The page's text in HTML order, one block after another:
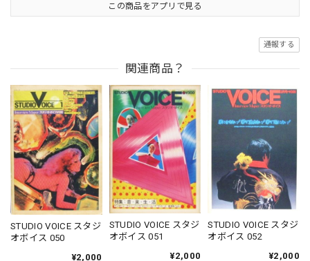
この商品をアプリで見る
通報する
関連商品？
STUDIO VOICE スタジ
オボイス 050
¥2,000
STUDIO VOICE スタジ
オボイス 051
¥2,000
STUDIO VOICE スタジ
オボイス 052
¥2,000